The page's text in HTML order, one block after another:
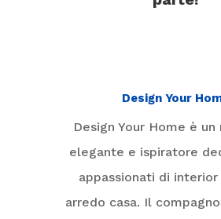
Design Your
Design Your Home è un
elegante e ispiratore
appassionati di interior
arredo casa. Il